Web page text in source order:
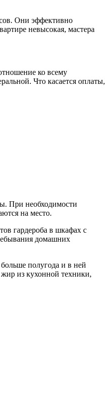
Они эффективно
невысокая, мастера
ко всему
Что касается оплаты,
При необходимости
на место.
гардероба в шкафах с
домашних
полугода и в ней
жир из кухонной техники,